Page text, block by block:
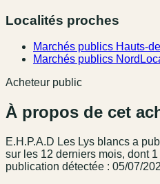
Localités proches
Marchés publics Hauts-
Marchés publics Nord
Acheteur public
À propos de cet
E.H.P.A.D Les Lys blancs a
sur les 12 derniers mois, dont
publication détectée : 05/07/